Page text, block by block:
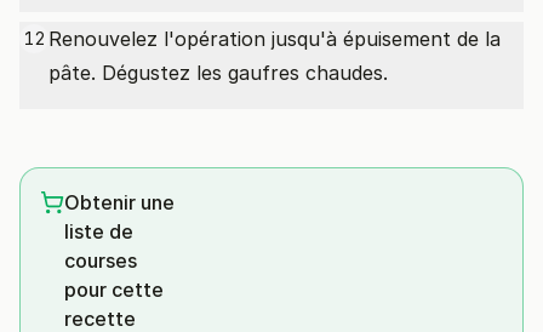
12 Renouvelez l'opération jusqu'à épuisement de la
pâte. Dégustez les gaufres chaudes.
Obtenir une
liste de
courses
pour cette
recette